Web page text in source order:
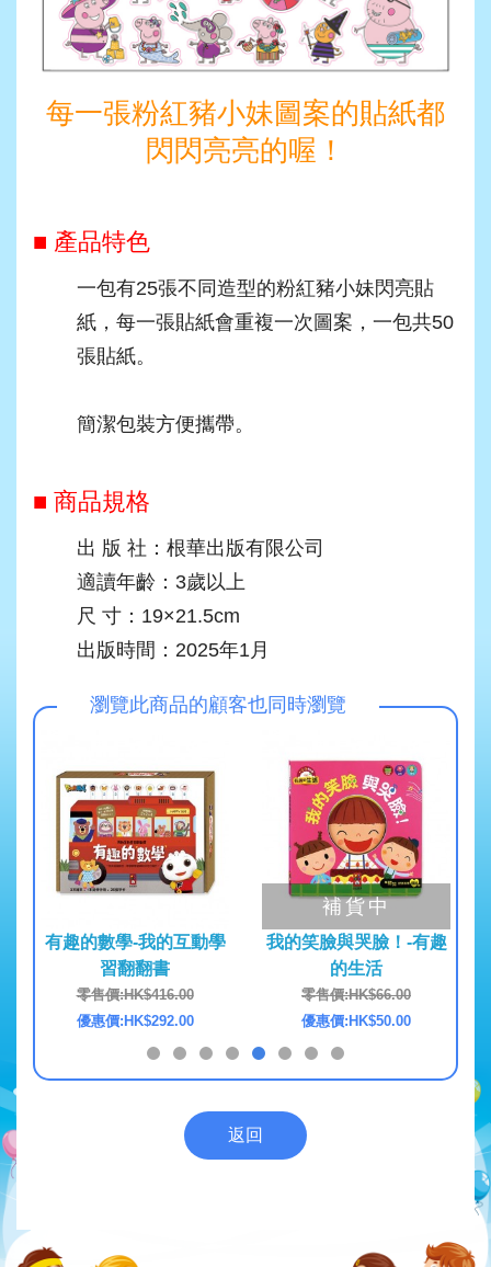
每一張粉紅豬小妹圖案的貼紙都
閃閃亮亮的喔！
■ 產品特色
一包有25張不同造型的粉紅豬小妹閃亮貼
紙，每一張貼紙會重複一次圖案，一包共50
張貼紙。
簡潔包裝方便攜帶。
■ 商品規格
出 版 社：根華出版有限公司
適讀年齡：3歲以上
尺 寸：19×21.5cm
出版時間：2025年1月
瀏覽此商品的顧客也同時瀏覽
有趣的數學-我的互動學
習翻翻書
零售價:HK$416.00
優惠價:HK$292.00
補貨中
我的笑臉與哭臉！-有趣
的生活
零售價:HK$66.00
優惠價:HK$50.00
返回